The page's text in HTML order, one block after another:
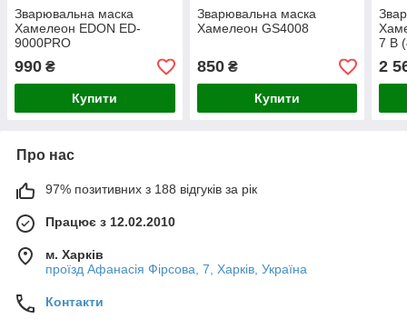
Зварювальна маска
Хамелеон EDON ED-
9000PRO
990 ₴
Купити
Зварювальна маска
Хамелеон GS4008
850₴
Купити
7 B
2
Про нас
97% позитивних з 188 відгуків за рік
Працює з 12.02.2010
м. Харків
проїзд Афанасія Фірсова, 7, Харків, Україна
Контакти